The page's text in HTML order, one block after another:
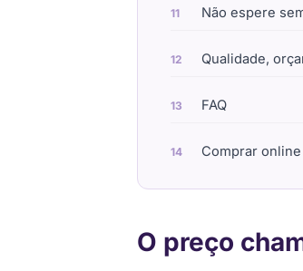
Não espere
Qualidade,
FAQ
Comprar
O preço